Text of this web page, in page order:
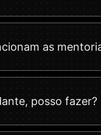
as
posso fazer?